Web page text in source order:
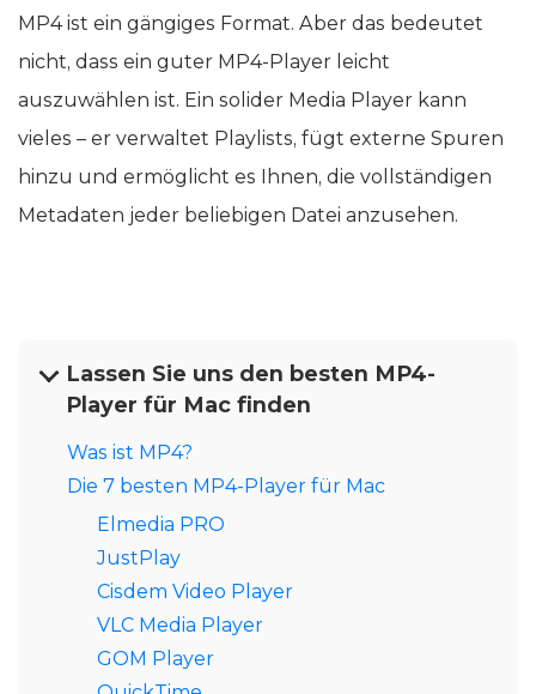
MP4 ist ein gängiges Format. Aber das bedeutet
nicht, dass ein guter MP4-Player leicht
auszuwählen ist. Ein solider Media Player kann
vieles – er verwaltet Playlists, fügt externe Spuren
hinzu und ermöglicht es Ihnen, die vollständigen
Metadaten jeder beliebigen Datei anzusehen.
Lassen Sie uns den besten MP4-
Player für Mac finden
Was ist MP4?
Die 7 besten MP4-Player für Mac
Elmedia PRO
JustPlay
Cisdem Video Player
VLC Media Player
GOM Player